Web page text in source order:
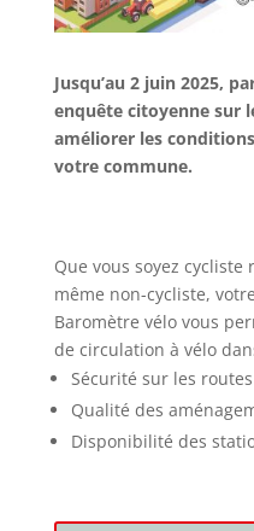
Jusqu’au 2 juin 2025,
enquête citoyenne sur
améliorer les
votre commune.
Que vous soyez
même non-cycliste,
Baromètre vélo vous
de circulation à vélo
Sécurité sur les
Qualité des
Disponibilité des